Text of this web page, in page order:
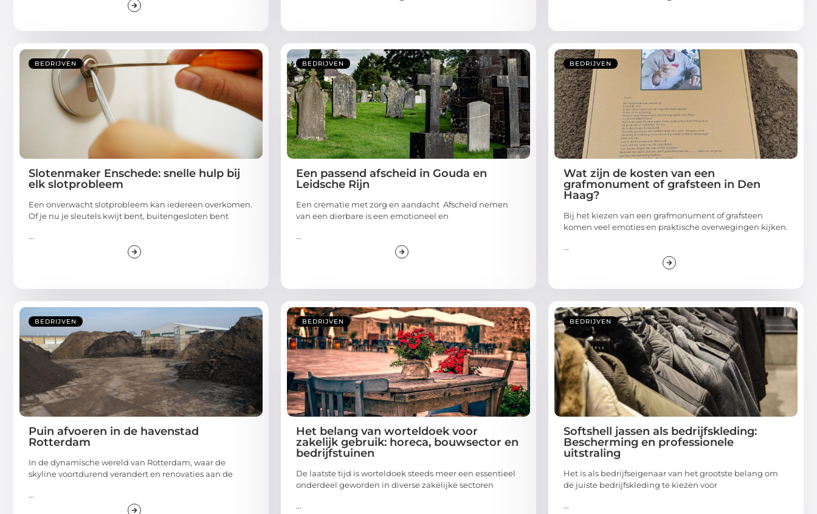
BEDRIJVEN
Slotenmaker Enschede: snelle hulp bij
elk slotprobleem
Een onverwacht slotprobleem kan iedereen overkomen.
Of je nu je sleutels kwijt bent, buitengesloten bent
...
BEDRIJVEN
Een passend afscheid in Gouda en
Leidsche Rijn
Een crematie met zorg en aandacht Afscheid nemen
van een dierbare is een emotioneel en
...
BEDRIJVEN
Wat zijn de kosten van een
grafmonument of grafsteen in Den
Haag?
Bij het kiezen van een grafmonument of grafsteen
komen veel emoties en praktische overwegingen kijken.
...
BEDRIJVEN
Puin afvoeren in de havenstad
Rotterdam
In de dynamische wereld van Rotterdam, waar de
skyline voortdurend verandert en renovaties aan de
...
BEDRIJVEN
Het belang van worteldoek voor
zakelijk gebruik: horeca, bouwsector en
bedrijfstuinen
De laatste tijd is worteldoek steeds meer een essentieel
onderdeel geworden in diverse zakelijke sectoren
...
BEDRIJVEN
Softshell jassen als bedrijfskleding:
Bescherming en professionele
uitstraling
Het is als bedrijfseigenaar van het grootste belang om
de juiste bedrijfskleding te kiezen voor
...